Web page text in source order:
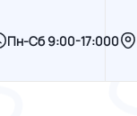
Пн-Сб 9:00-17:000